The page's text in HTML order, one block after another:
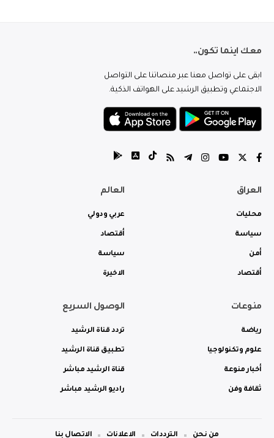
معك اينما تكون..
ابقى على تواصل معنا عبر منصاتنا على التواصل
الاجتماعي وتطبيق الرشيد على الهواتف الذكية.
العراق
محليات
سياسة
أمن
أقتصاد
العالم
عربي ودولي
أقتصاد
سياسة
الاخيرة
منوعات
رياضة
علوم وتكنولوجيا
أخبار منوعة
ثقافة وفن
الوصول السريع
تردد قناة الرشيد
تطبيق قناة الرشيد
قناة الرشيد مباشر
راديو الرشيد مباشر
من نحن الترددات الاعلانات الاتصال بنا